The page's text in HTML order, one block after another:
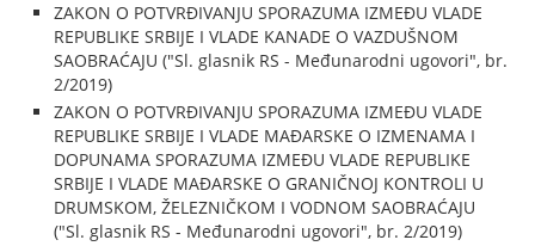
ZAKON O POTVRĐIVANJU SPORAZUMA IZMEĐU VLADE
REPUBLIKE SRBIJE I VLADE KANADE O VAZDUŠNOM
SAOBRAĆAJU ("Sl. glasnik RS - Međunarodni ugovori", br.
2/2019)
ZAKON O POTVRĐIVANJU SPORAZUMA IZMEĐU VLADE
REPUBLIKE SRBIJE I VLADE MAĐARSKE O IZMENAMA I
DOPUNAMA SPORAZUMA IZMEĐU VLADE REPUBLIKE
SRBIJE I VLADE MAĐARSKE O GRANIČNOJ KONTROLI U
DRUMSKOM, ŽELEZNIČKOM I VODNOM SAOBRAĆAJU
("Sl. glasnik RS - Međunarodni ugovori", br. 2/2019)